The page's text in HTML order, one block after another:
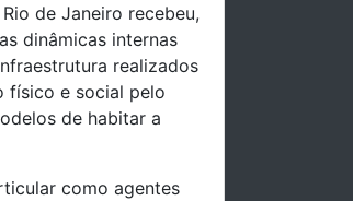
de Janeiro recebeu,
dinâmicas internas
realizados
físico e social pelo
de habitar a
como agentes